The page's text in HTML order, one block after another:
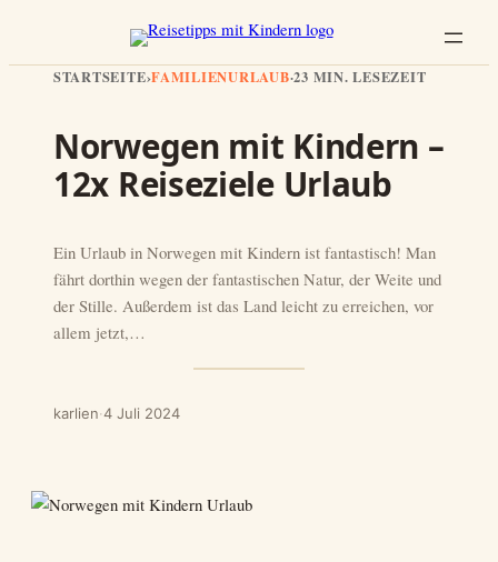
STARTSEITE›FAMILIENURLAUB·23 MIN. LESEZEIT
Norwegen mit Kindern –
12x Reiseziele Urlaub
Ein Urlaub in Norwegen mit Kindern ist fantastisch! Man
fährt dorthin wegen der fantastischen Natur, der Weite und
der Stille. Außerdem ist das Land leicht zu erreichen, vor
allem jetzt,…
karlien·4 Juli 2024